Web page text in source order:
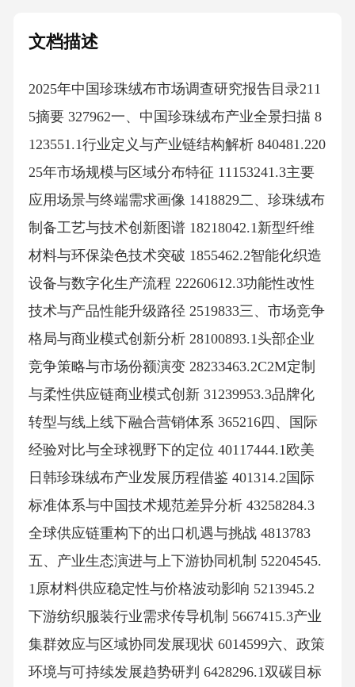
文档描述
2025年中国珍珠绒布市场调查研究报告目录211
5摘要 327962一、中国珍珠绒布产业全景扫描 8
123551.1行业定义与产业链结构解析 840481.220
25年市场规模与区域分布特征 11153241.3主要
应用场景与终端需求画像 1418829二、珍珠绒布
制备工艺与技术创新图谱 18218042.1新型纤维
材料与环保染色技术突破 1855462.2智能化织造
设备与数字化生产流程 22260612.3功能性改性
技术与产品性能升级路径 2519833三、市场竞争
格局与商业模式创新分析 28100893.1头部企业
竞争策略与市场份额演变 28233463.2C2M定制
与柔性供应链商业模式创新 31239953.3品牌化
转型与线上线下融合营销体系 365216四、国际
经验对比与全球视野下的定位 40117444.1欧美
日韩珍珠绒布产业发展历程借鉴 401314.2国际
标准体系与中国技术规范差异分析 43258284.3
全球供应链重构下的出口机遇与挑战 4813783
五、产业生态演进与上下游协同机制 52204545.
1原材料供应稳定性与价格波动影响 5213945.2
下游纺织服装行业需求传导机制 5667415.3产业
集群效应与区域协同发展现状 6014599六、政策
环境与可持续发展趋势研判 6428296.1双碳目标